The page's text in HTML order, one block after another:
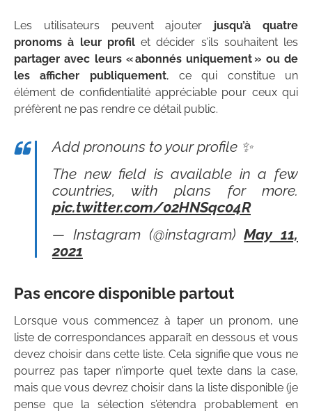
Les utilisateurs peuvent ajouter jusqu’à quatre
pronoms à leur profilet décider s’ils souhaitent les
partager avec leurs « abonnés uniquement » ou de
les afficher publiquement, ce qui constitue un
élément de confidentialité appréciable pour ceux qui
préfèrent ne pas rendre ce détail public.
Add pronouns to your profile ✨
The new field is available in a few
countries, with plans for more.
pic.twitter.com/02HNSqc04R
— Instagram (@instagram)May 11,
2021
Pas encore disponible partout
Lorsque vous commencez à taper un pronom, une
liste de correspondances apparaît en dessous et vous
devez choisir dans cette liste. Cela signifie que vous ne
pourrez pas taper n’importe quel texte dans la case,
mais que vous devrez choisir dans la liste disponible (je
pense que la sélection s’étendra probablement en